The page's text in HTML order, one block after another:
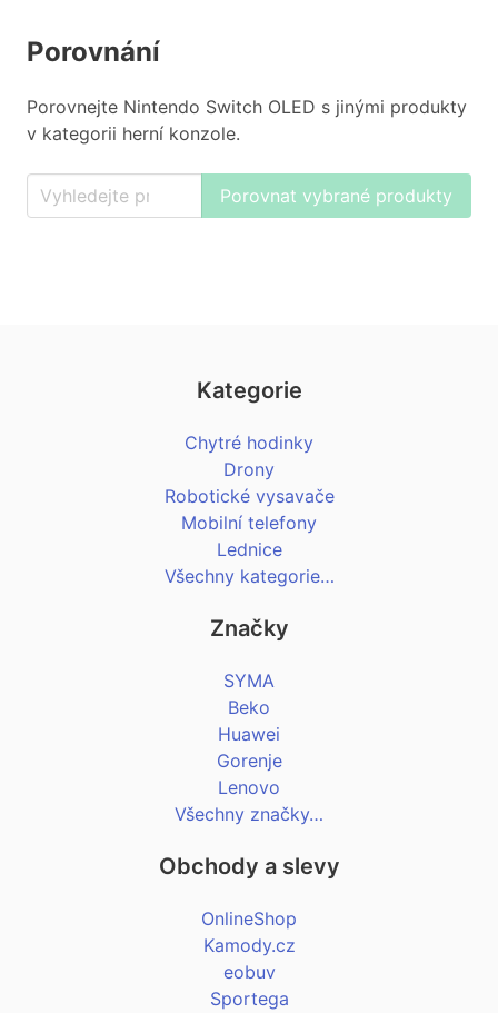
Porovnání
Porovnejte Nintendo Switch OLED s jinými produkty
v kategorii herní konzole.
Porovnat vybrané produkty
Kategorie
Chytré hodinky
Drony
Robotické vysavače
Mobilní telefony
Lednice
Všechny kategorie…
Značky
SYMA
Beko
Huawei
Gorenje
Lenovo
Všechny značky…
Obchody a slevy
OnlineShop
Kamody.cz
eobuv
Sportega